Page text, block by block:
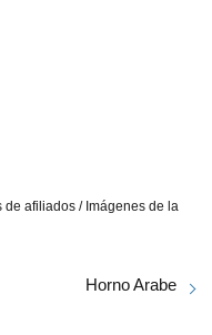
afiliados / Imágenes de la
Horno Arabe